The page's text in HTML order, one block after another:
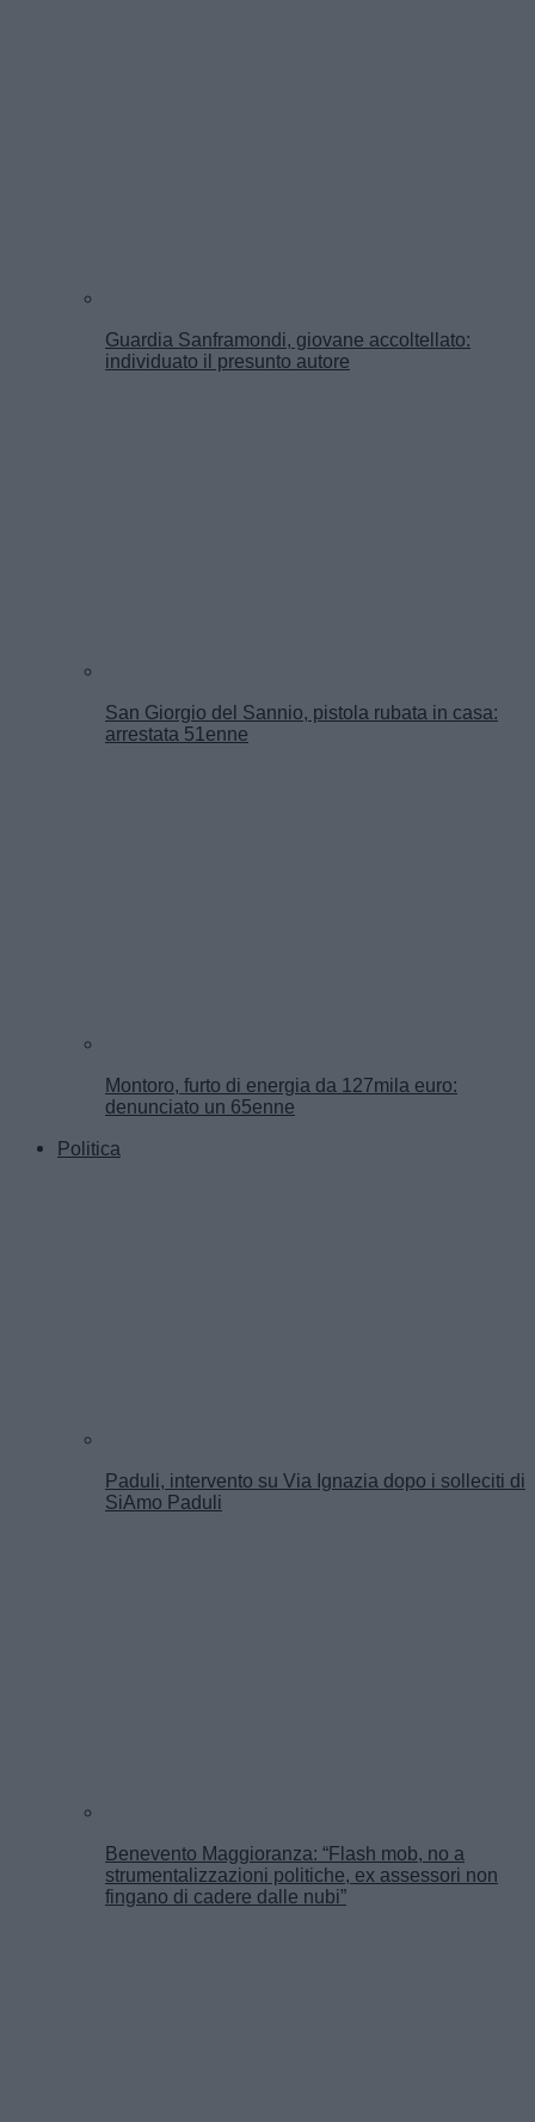
Guardia Sanframondi, giovane accoltellato:
individuato il presunto autore
San Giorgio del Sannio, pistola rubata in casa:
arrestata 51enne
Montoro, furto di energia da 127mila euro:
denunciato un 65enne
Politica
Paduli, intervento su Via Ignazia dopo i solleciti di
SiAmo Paduli
Benevento Maggioranza: “Flash mob, no a
strumentalizzazioni politiche, ex assessori non
fingano di cadere dalle nubi”